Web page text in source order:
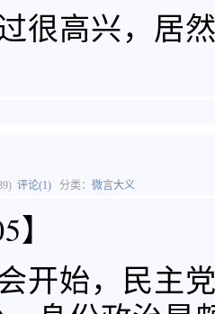
很高兴，居
评论(1) 分类： 微言大义
】
开始，民主